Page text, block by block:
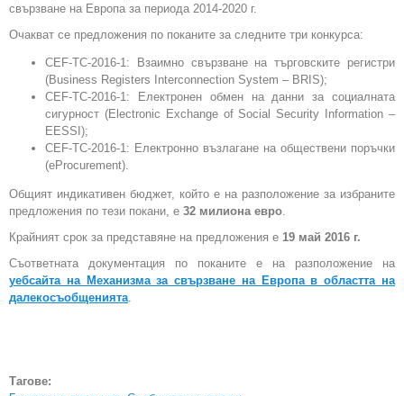
свързване на Европа за периода 2014-2020 г.
Очакват се предложения по поканите за следните три конкурса:
CEF-TC-2016-1: Взаимно свързване на търговските регистри
(Business Registers Interconnection System – BRIS);
CEF-TC-2016-1: Електронен обмен на данни за социалната
сигурност (Electronic Exchange of Social Security Information –
EESSI);
CEF-TC-2016-1: Електронно възлагане на обществени поръчки
(eProcurement).
Общият индикативен бюджет, който е на разположение за избраните
предложения по тези покани, е 32 милиона евро.
Крайният срок за представяне на предложения е 19 май 2016 г.
Съответната документация по поканите е на разположение на
уебсайта на Механизма за свързване на Европа в областта на
далекосъобщенията.
Тагове: